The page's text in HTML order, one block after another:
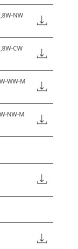
NW
CW
WW-M
NW-M